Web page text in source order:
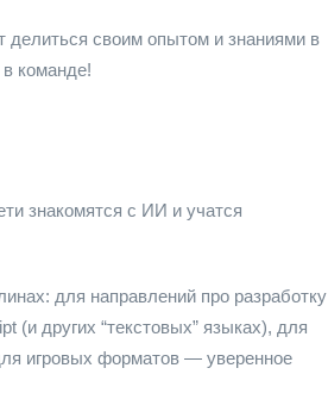
делиться своим опытом и знаниями в
команде!
знакомятся с ИИ и учатся
для направлений про разработку
других “текстовых” языках), для
игровых форматов — уверенное